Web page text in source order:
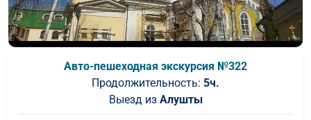
Авто-пешеходная экскурсия №322
Продолжительность: 5ч.
Выезд из Алушты